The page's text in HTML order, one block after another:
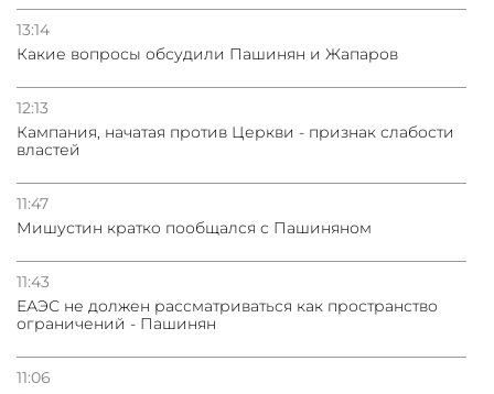
13:14
Какие вопросы обсудили Пашинян и Жапаров
12:13
Кампания, начатая против Церкви - признак слабости
властей
11:47
Мишустин кратко пообщался с Пашиняном
11:43
ЕАЭС не должен рассматриваться как пространство
ограничений - Пашинян
11:06